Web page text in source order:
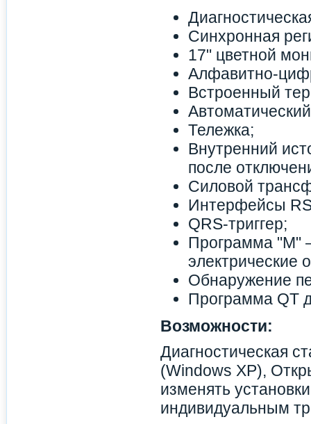
Синхронная
17" цветной
Алфавитно-
Встроенный
Тележка;
Внутренний
после
Силовой
Интерфейсы
QRS-триггер;
Программа "М"
электрические
Обнаружение
Программа QT
Возможности:
Диагностическая
(Windows XP),
изменять
индивидуальным